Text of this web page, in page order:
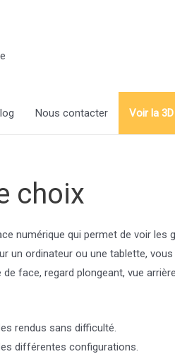
Nous contacter Voir la 3D
choix
numérique qui permet de voir les
un ordinateur ou une tablette,
face, regard plongeant, vue
rendus sans difficulté.
différentes configurations.